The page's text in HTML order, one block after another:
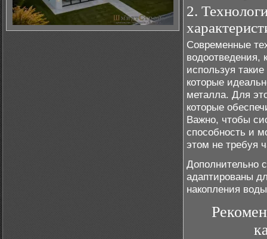
2.
Современные
водоотведения,
используя
которые
металла. Для
которые
Важно, чтобы
способность и
этом не требуя
Дополнительно
адаптированы
накопления